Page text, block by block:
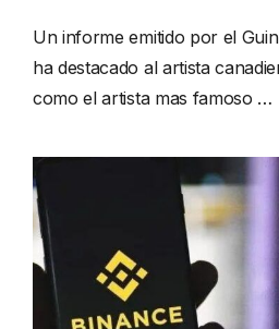
Un informe emitido por el
ha destacado al artista
como el artista mas famoso …